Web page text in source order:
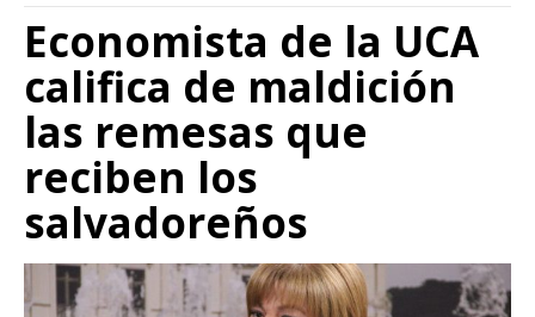
Economista de la UCA
califica de maldición
las remesas que
reciben los
salvadoreños